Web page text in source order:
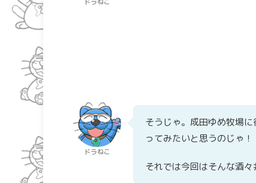
ドラねこ
そうじゃ。成田ゆめ牧場
ってみたいと思うのじゃ！
それでは今回はそんな酒